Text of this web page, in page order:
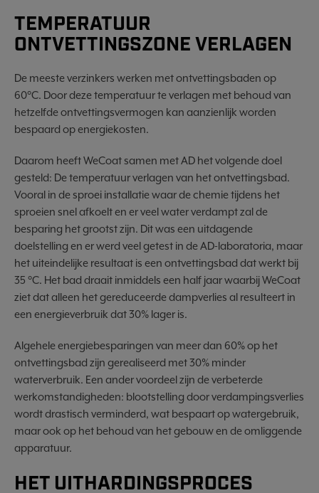
TEMPERATUUR
ONTVETTINGSZONE VERLAGEN
De meeste verzinkers werken met ontvettingsbaden op
60°C. Door deze temperatuur te verlagen met behoud van
hetzelfde ontvettingsvermogen kan aanzienlijk worden
bespaard op energiekosten.
Daarom heeft WeCoat samen met AD het volgende doel
gesteld: De temperatuur verlagen van het ontvettingsbad.
Vooral in de sproei installatie waar de chemie tijdens het
sproeien snel afkoelt en er veel water verdampt zal de
besparing het grootst zijn. Dit was een uitdagende
doelstelling en er werd veel getest in de AD-laboratoria, maar
het uiteindelijke resultaat is een ontvettingsbad dat werkt bij
35 °C. Het bad draait inmiddels een half jaar waarbij WeCoat
ziet dat alleen het gereduceerde dampverlies al resulteert in
een energieverbruik dat 30% lager is.
Algehele energiebesparingen van meer dan 60% op het
ontvettingsbad zijn gerealiseerd met 30% minder
waterverbruik. Een ander voordeel zijn de verbeterde
werkomstandigheden: blootstelling door verdampingsverlies
wordt drastisch verminderd, wat bespaart op watergebruik,
maar ook op het behoud van het gebouw en de omliggende
apparatuur.
HET UITHARDINGSPROCES